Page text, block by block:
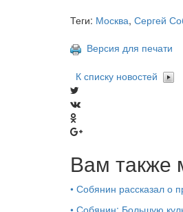
Теги: Москва, Сергей
Версия для печати
К списку новостей
Вам также
• Собянин рассказал о
• Собянин: Большую